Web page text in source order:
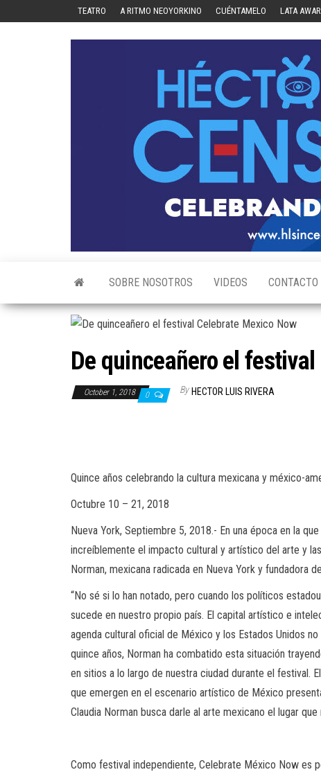
TEATRO A RITMO NEOYORKINO CUÉNTAMELO LATA
SOBRE NOSOTROS VIDEOS CONTACTO
De quinceañero el
October 1, 2018 0 By HECTOR LUIS RIVERA
Quince años celebrando la cultura mexicana y méxico-
Octubre 10 – 21, 2018
Nueva York, Septiembre 5, 2018.- En una época en la
increíblemente el impacto cultural y artístico del arte y
Norman, mexicana radicada en Nueva York y fundadora
“No sé si lo han notado, pero cuando los políticos
sucede en nuestro propio país. El capital artístico e
agenda cultural oficial de México y los Estados Unidos
quince años, Norman ha combatido esta situación
en sitios a lo largo de nuestra ciudad durante el festival.
que emergen en el escenario artístico de México
Claudia Norman busca darle al arte mexicano el lugar
Como festival independiente, Celebrate México Now es